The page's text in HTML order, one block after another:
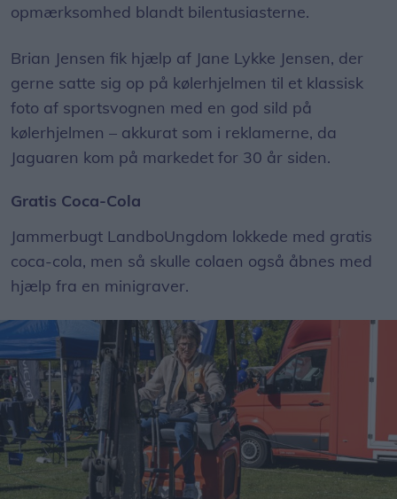
opmærksomhed blandt bilentusiasterne.
Brian Jensen fik hjælp af Jane Lykke Jensen, der
gerne satte sig op på kølerhjelmen til et klassisk
foto af sportsvognen med en god sild på
kølerhjelmen – akkurat som i reklamerne, da
Jaguaren kom på markedet for 30 år siden.
Gratis Coca-Cola
Jammerbugt LandboUngdom lokkede med gratis
coca-cola, men så skulle colaen også åbnes med
hjælp fra en minigraver.